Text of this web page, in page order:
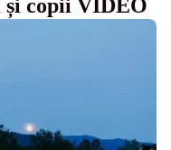
copii VIDEO